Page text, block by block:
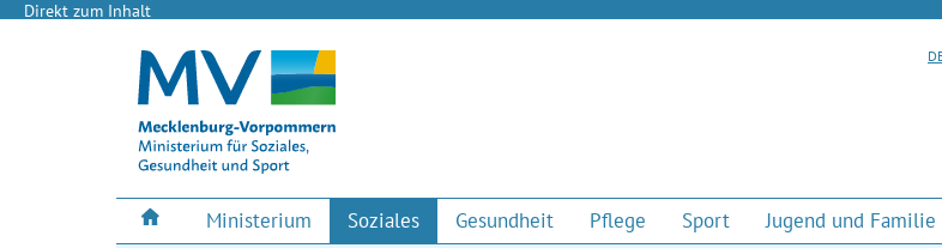
Direkt zum Inhalt
Ministerium Soziales Gesundheit Pflege Sport Jugend und Familie